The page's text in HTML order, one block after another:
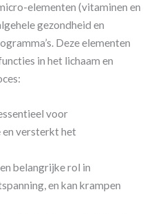
elementen (vitaminen en
gezondheid en
Deze elementen
in het lichaam en
voor
versterkt het
belangrijke rol in
en kan krampen